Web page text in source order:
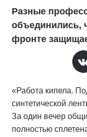
Разные
объединились,
фронте
«Работа кипела.
синтетической
За один вечер
полностью